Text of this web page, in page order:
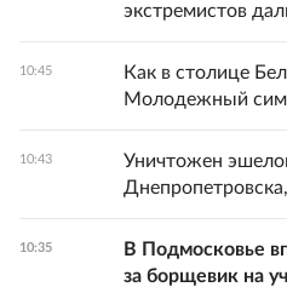
экстремистов
10:45
Как в столице
Молодежный
10:43
Уничтожен
10:35
В Подмосковье
за борщевик на